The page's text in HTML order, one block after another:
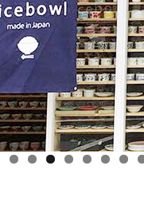
2025/9/17
≪中日新聞に掲載されま
面 近郊版 『わが街ぶら
店 らいすぼーる 小牧店
市、春日井市、豊山町、
ください～★
2025/8/17